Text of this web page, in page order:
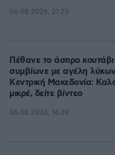
06.08.2026, 21:23
Πέθανε το άσπρο
συμβίωνε με αγέλη
Κεντρική Μακεδονία: Καλό
μικρέ, δείτε βίντεο
06.08.2026, 16:39